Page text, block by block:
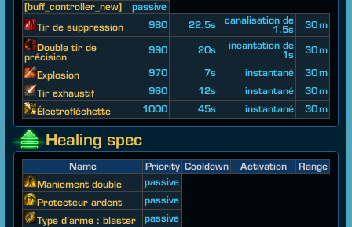
[buff_controller_new]
passive
Tir de suppression
980 22.5s
canalisation de
1.5s
30 m
Double tir de
précision
990 20s
incantation de
1s
30 m
Explosion 970 7s instantané
30 m
Tir exhaustif
960 12s instantané
30 m
Électrofléchette
1000 45s instantané 30 m
Healing spec
Name Priority Cooldown Activation
Range
Maniement double
passive
Protecteur ardent
passive
Type d'arme : blaster
passive